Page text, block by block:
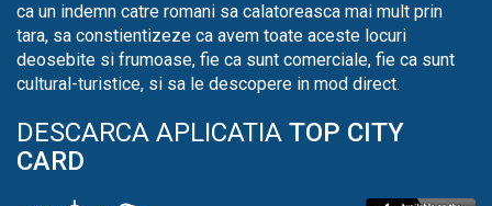
ca un indemn catre romani sa calatoreasca mai mult prin
tara, sa constientizeze ca avem toate aceste locuri
deosebite si frumoase, fie ca sunt comerciale, fie ca sunt
cultural-turistice, si sa le descopere in mod direct.
DESCARCA APLICATIA TOP CITY
CARD